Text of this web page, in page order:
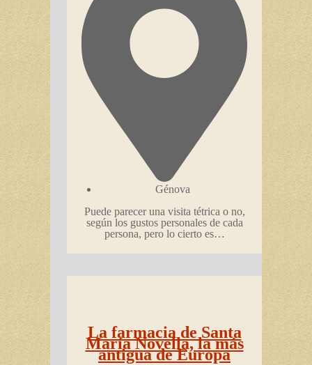
Génova
Puede parecer una visita tétrica o no,
según los gustos personales de cada
persona, pero lo cierto es…
La farmacia de Santa
María Novella, la más
antigua de Europa